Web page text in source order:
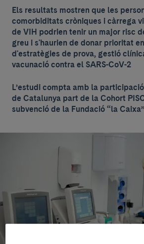
Els resultats mostren que les
comorbiditats cròniques i càrrega
de VIH podrien tenir un major risc
greu i s'haurien de donar prioritat
d'estratègies de prova, gestió
vacunació contra el SARS-CoV-2
L’estudi compta amb la
de Catalunya part de la Cohort
subvenció de la Fundació “la Caixa”